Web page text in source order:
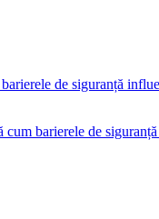
barierele de